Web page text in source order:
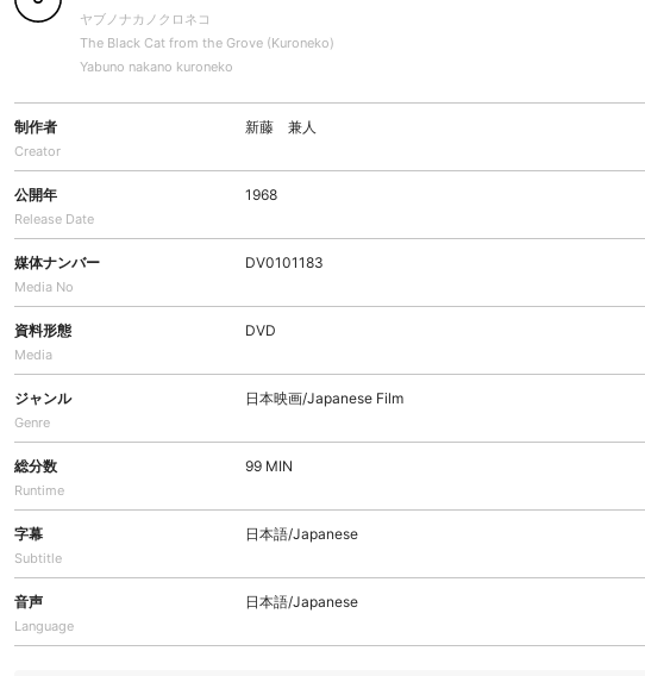
ヤブノナカノクロネコ
The Black Cat from the Grove (Kuroneko)
Yabuno nakano kuroneko
制作者
Creator
新藤 兼人
公開年
Release Date
1968
媒体ナンバー
Media No
DV0101183
資料形態
Media
DVD
ジャンル
Genre
日本映画/Japanese Film
総分数
Runtime
99 MIN
字幕
Subtitle
日本語/Japanese
音声
Language
日本語/Japanese